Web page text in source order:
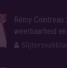
Rémy Cointreau
weerbaarheid